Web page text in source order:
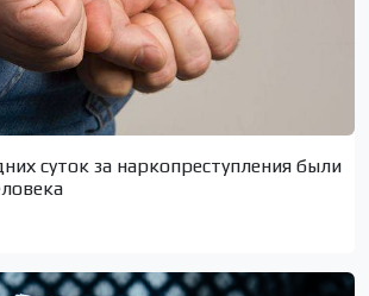
суток за наркопреступления были